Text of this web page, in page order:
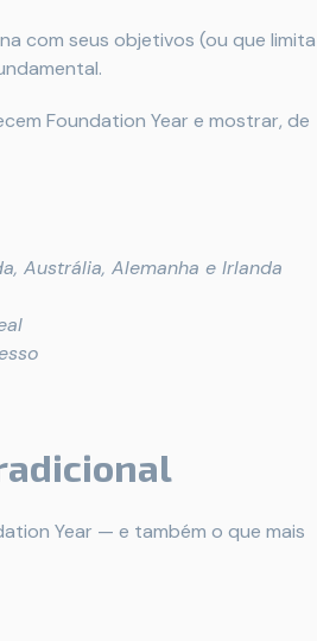
com seus objetivos (ou que limita
Foundation Year e mostrar, de
Austrália, Alemanha e Irlanda
Year — e também o que mais